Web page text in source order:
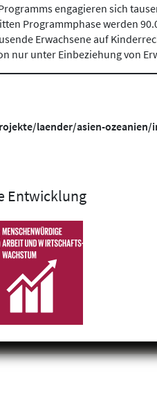
engagieren sich
Programmphase werden
Erwachsene auf
nur unter Einbeziehung von
laender/asien-
Entwicklung